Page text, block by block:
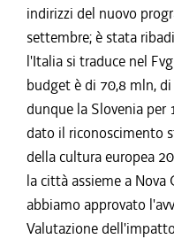
indirizzi del nuovo
settembre; è stata
l'Italia si traduce nel
budget è di 70,8 mln,
dunque la Slovenia
dato il riconoscimento
della cultura europea
la città assieme a
abbiamo approvato
Valutazione